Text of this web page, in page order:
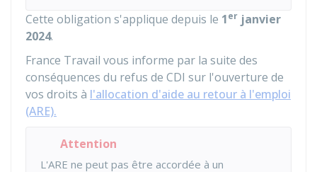
Cette obligation s'applique depuis le 1er janvier
2024.
France Travail vous informe par la suite des
conséquences du refus de CDI sur l'ouverture de
vos droits à l'allocation d'aide au retour à l'emploi
(ARE).
Attention
L'ARE ne peut pas être accordée à un